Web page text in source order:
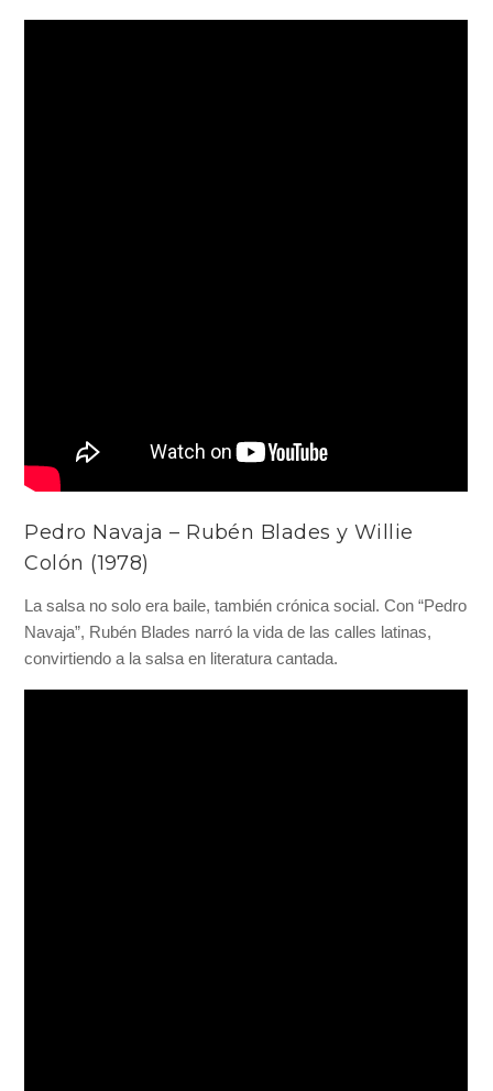
Pedro Navaja – Rubén Blades y Willie
Colón (1978)
La salsa no solo era baile, también crónica social. Con “Pedro
Navaja”, Rubén Blades narró la vida de las calles latinas,
convirtiendo a la salsa en literatura cantada.